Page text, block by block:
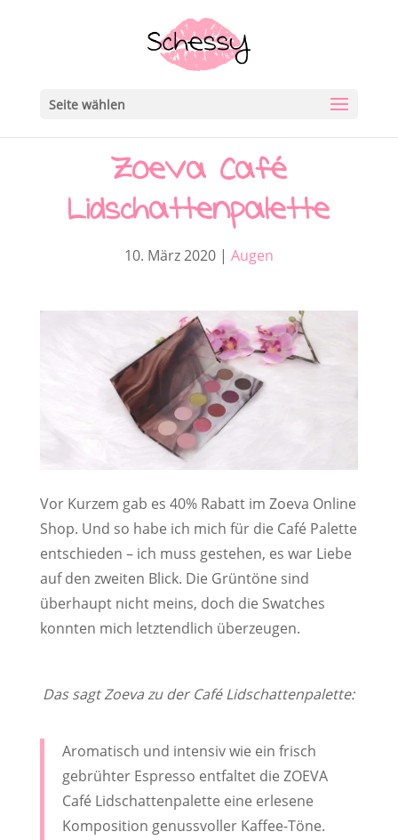
Seite wählen
Zoeva Café
Lidschattenpalette
10. März 2020| Augen
Vor Kurzem gab es 40% Rabatt im Zoeva Online
Shop. Und so habe ich mich für die Café Palette
entschieden – ich muss gestehen, es war Liebe
auf den zweiten Blick. Die Grüntöne sind
überhaupt nicht meins, doch die Swatches
konnten mich letztendlich überzeugen.
Das sagt Zoeva zu der Café Lidschattenpalette:
Aromatisch und intensiv wie ein frisch
gebrühter Espresso entfaltet die ZOEVA
Café Lidschattenpalette eine erlesene
Komposition genussvoller Kaffee-Töne.